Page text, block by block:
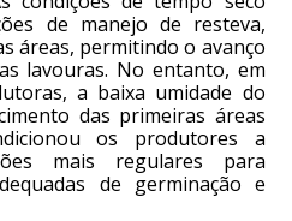
de manejo de resteva,
áreas, permitindo o avanço
lavouras. No entanto, em
a baixa umidade do
das primeiras áreas
os produtores a
mais regulares para
de germinação e